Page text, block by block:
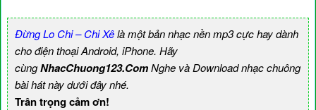
Đừng Lo Chi – Chi Xêlà một bản nhạc nền mp3 cực hay dành
cho điện thoại Android, iPhone. Hãy
cùngNhacChuong123.ComNghe và Download nhạc chuông
bài hát này dưới đây nhé.
Trân trọng cảm ơn!